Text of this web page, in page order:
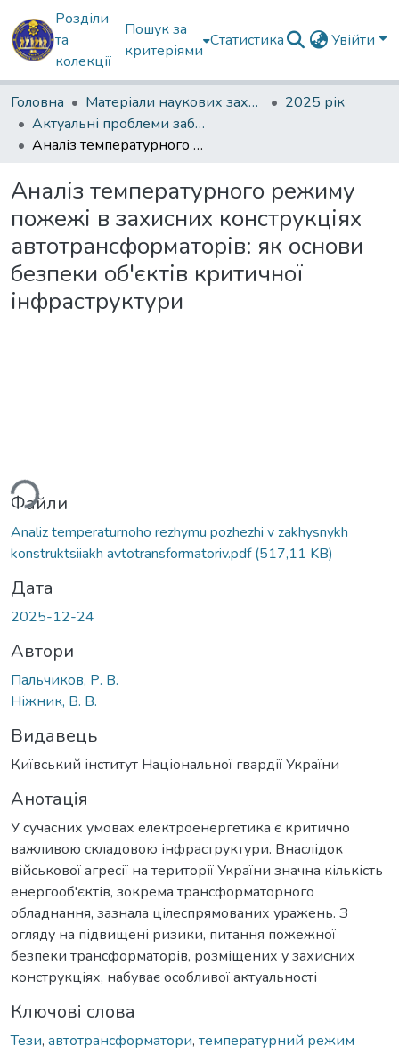
Розділи
та
колекції
Пошук за
критеріями
Статистика Увійти
Головна Матеріали наукових заходів
2025 рік
Актуальні проблеми забезпечення державної безпеки
Аналіз температурного режиму пожежі в захисних конструкціях автотрансформаторів: як основи безпеки об'єктів критичної інфраструктури
Аналіз температурного режиму
пожежі в захисних конструкціях
автотрансформаторів: як основи
безпеки об'єктів критичної
інфраструктури
Файли
Analiz temperaturnoho rezhymu pozhezhi v zakhysnykh
konstruktsiiakh avtotransformatoriv.pdf(517,11 KB)
Дата
2025-12-24
Автори
Пальчиков, Р. В.
Ніжник, В. В.
Видавець
Київський інститут Національної гвардії України
Анотація
У сучасних умовах електроенергетика є критично
важливою складовою інфраструктури. Внаслідок
військової агресії на території України значна кількість
енергооб'єктів, зокрема трансформаторного
обладнання, зазнала цілеспрямованих уражень. З
огляду на підвищені ризики, питання пожежної
безпеки трансформаторів, розміщених у захисних
конструкціях, набуває особливої актуальності
Ключові слова
Тези, автотрансформатори, температурний режим